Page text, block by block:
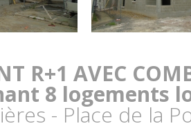
R+1 AVEC
8 logements
- Place de la